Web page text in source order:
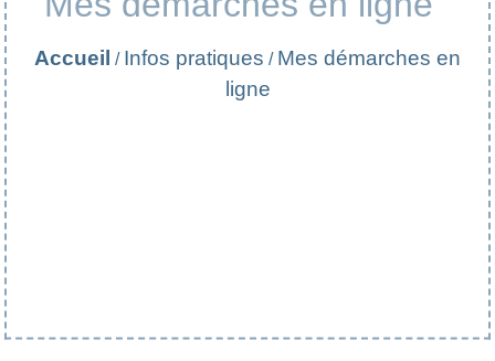
Accueil / Infos pratiques / Mes démarches en
ligne